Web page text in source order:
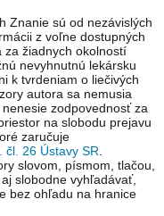
Znanie sú od nezávislých
z voľne dostupných
za žiadnych okolností
nevyhnutnú lekársku
k tvrdeniam o liečivých
autora sa nemusia
zodpovednosť za
na slobodu prejavu
zaručuje
čl. 26 Ústavy SR
slovom, písmom, tlačou,
slobodne vyhľadávať,
bez ohľadu na hranice